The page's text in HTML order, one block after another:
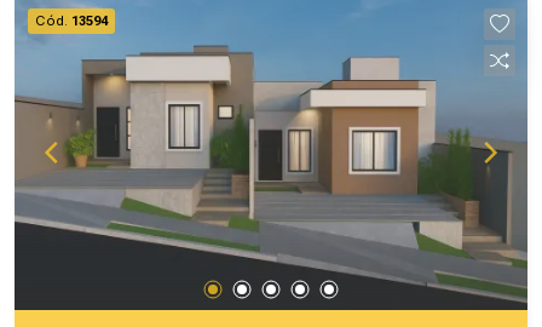
uma visita! Imobiliária Ativa | Sinta-se em casa! -
As informações aqui prestadas são verdadeiras,
todavia, reservamo-nos o direito de corrigir
qualquer erro de digitação e/ou ortografia, bem
como alteração dos preços e imagens. Fotos
meramente ilustrativas.
Cód. 13594